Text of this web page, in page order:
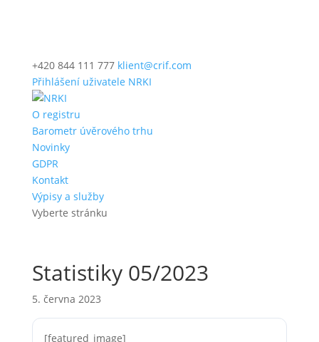
+420 844 111 777 klient@crif.com
Přihlášení uživatele NRKI
O registru
Barometr úvěrového trhu
Novinky
GDPR
Kontakt
Výpisy a služby
Vyberte stránku
Statistiky 05/2023
5. června 2023
[featured_image]